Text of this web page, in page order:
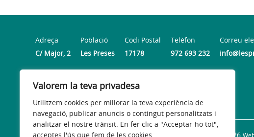
Valorem la teva privadesa
Utilitzem cookies per millorar la teva experiència de
navegació, publicar anuncis o contingut personalitzats i
analitzar el nostre trànsit. En fer clic a "Acceptar-ho tot",
acceptes l'ús que fem de les cookies.
Adreça
C/ Major, 2
Població
Les Preses
Codi Postal
17178
Telèfon
972 693 232
Correu
Horari
De dillus a divendres de 8.30 h a 14 h i dijous de 16 h a 19 h
Avís legal Política de privacitat © 2026